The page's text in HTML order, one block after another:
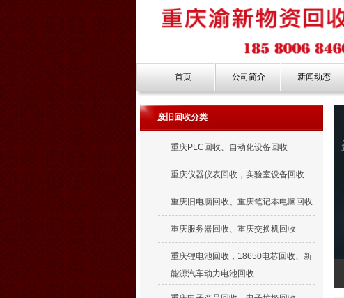
首页 公司简介 新闻动态
废旧回收分类
重庆PLC回收、自动化设备回收
重庆仪器仪表回收，实验室设备回收
重庆旧电脑回收、重庆笔记本电脑回收
重庆服务器回收、重庆交换机回收
重庆锂电池回收，18650电芯回收、新
能源汽车动力电池回收